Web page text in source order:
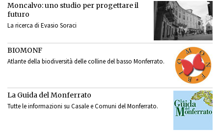
Moncalvo: uno studio per progettare il
futuro
La ricerca di Evasio Soraci
BIOMONF
Atlante della biodiversità delle colline del basso Monferrato.
La Guida del Monferrato
Tutte le informazioni su Casale e Comuni del Monferrato.